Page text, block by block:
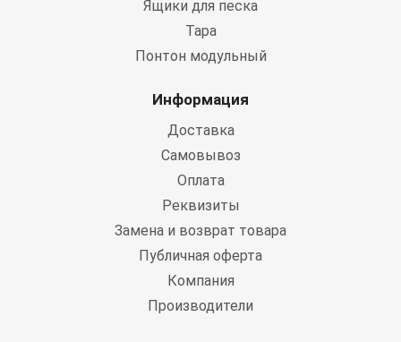
Ящики для песка
Тара
Понтон модульный
Информация
Доставка
Самовывоз
Оплата
Реквизиты
Замена и возврат товара
Публичная оферта
Компания
Производители